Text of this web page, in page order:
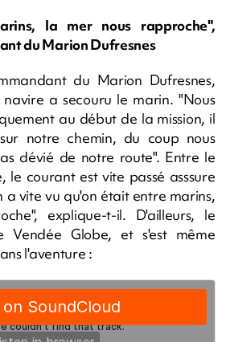
la mer nous rapproche",
du Marion Dufresnes
du Marion Dufresnes,
a secouru le marin. "Nous
au début de la mission, il
notre chemin, du coup nous
dévié de notre route". Entre le
le courant est vite passé asssure
a vite vu qu'on était entre marins,
explique-t-il. D'ailleurs, le
Vendée Globe, et s'est même
l'aventure :